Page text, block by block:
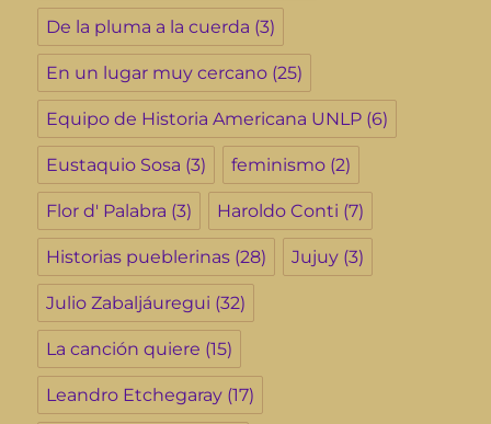
De la pluma a la cuerda (3)
En un lugar muy cercano (25)
Equipo de Historia Americana UNLP (6)
Eustaquio Sosa (3) feminismo (2)
Flor d' Palabra (3) Haroldo Conti (7)
Historias pueblerinas (28) Jujuy (3)
Julio Zabaljáuregui (32)
La canción quiere (15)
Leandro Etchegaray (17)